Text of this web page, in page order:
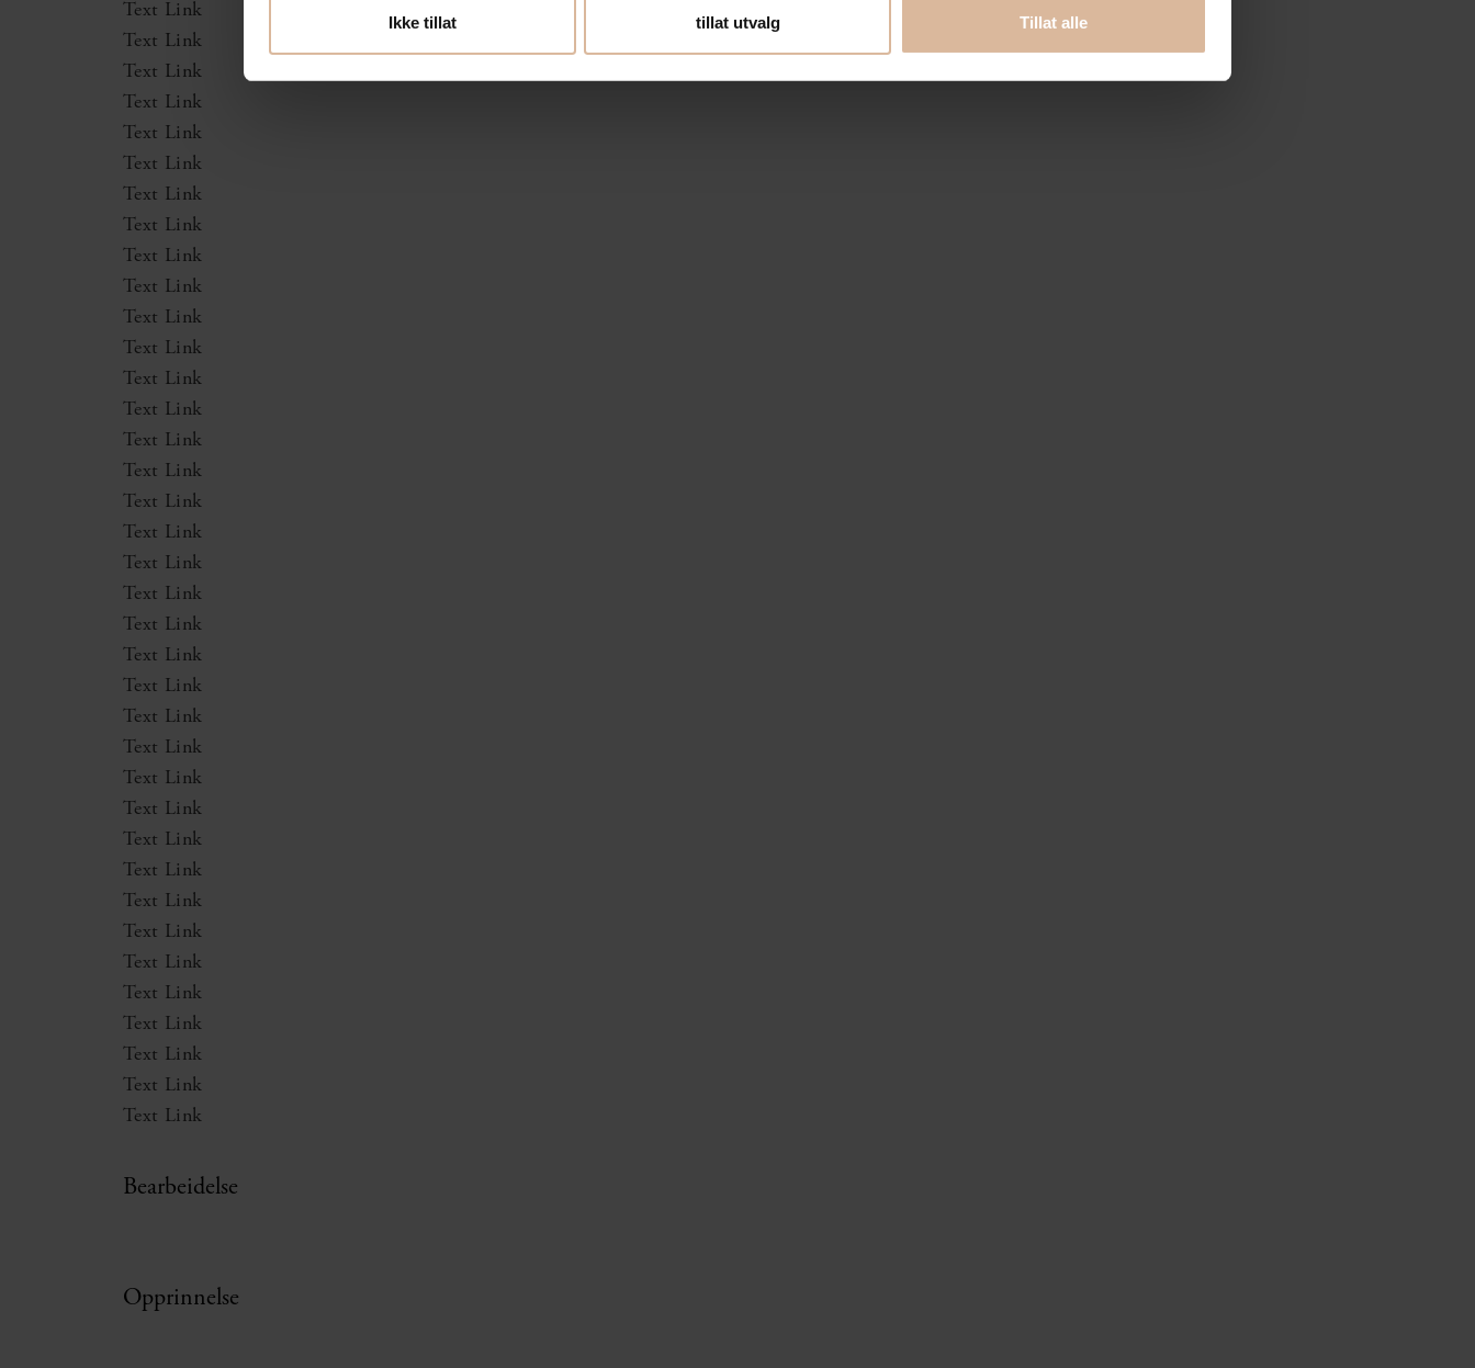
Ikke tillat tillat utvalg Tillat alle
Text Link
Text Link
Text Link
Text Link
Text Link
Text Link
Text Link
Text Link
Text Link
Text Link
Text Link
Text Link
Text Link
Text Link
Text Link
Text Link
Text Link
Text Link
Text Link
Text Link
Text Link
Text Link
Text Link
Text Link
Text Link
Text Link
Text Link
Text Link
Text Link
Text Link
Text Link
Text Link
Text Link
Text Link
Text Link
Text Link
Text Link
Bearbeidelse
Opprinnelse